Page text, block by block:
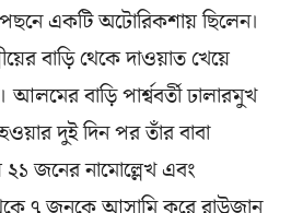
একটি অটোরিকশায় ছিলেন।
বাড়ি থেকে দাওয়াত খেয়ে
আলমের বাড়ি পার্শ্ববর্তী ঢালারমুখ
দুই দিন পর তাঁর বাবা
জনের নামোল্লেখ এবং